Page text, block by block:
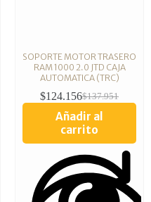
SOPORTE MOTOR TRASERO
RAM 1000 2.0 JTD CAJA
AUTOMATICA (TRC)
$137.951
$124.156
Añadir al
carrito